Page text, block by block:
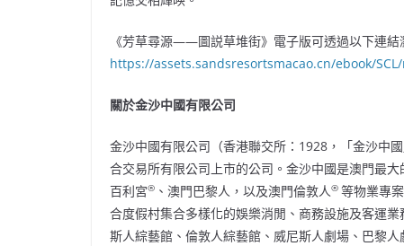
《芳草尋源——圖説草堆街》電子版可透過以下連結
https://assets.sandsresortsmacao.cn/ebook/
關於金沙中國有限公司
金沙中國有限公司（香港聯交所：1928，「金沙中
合交易所有限公司上市的公司。金沙中國是澳門最
百利宮® 、澳門巴黎人，以及澳門倫敦人® 等物業專
合度假村集合多樣化的娛樂消閒、商務設施及客運
斯人綜藝館、倫敦人綜藝館、威尼斯人劇場、巴黎